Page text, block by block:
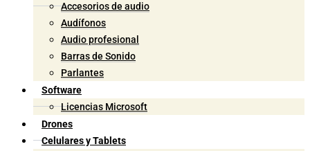
Accesorios de audio
Audífonos
Audio profesional
Barras de Sonido
Parlantes
Software
Licencias Microsoft
Drones
Celulares y Tablets